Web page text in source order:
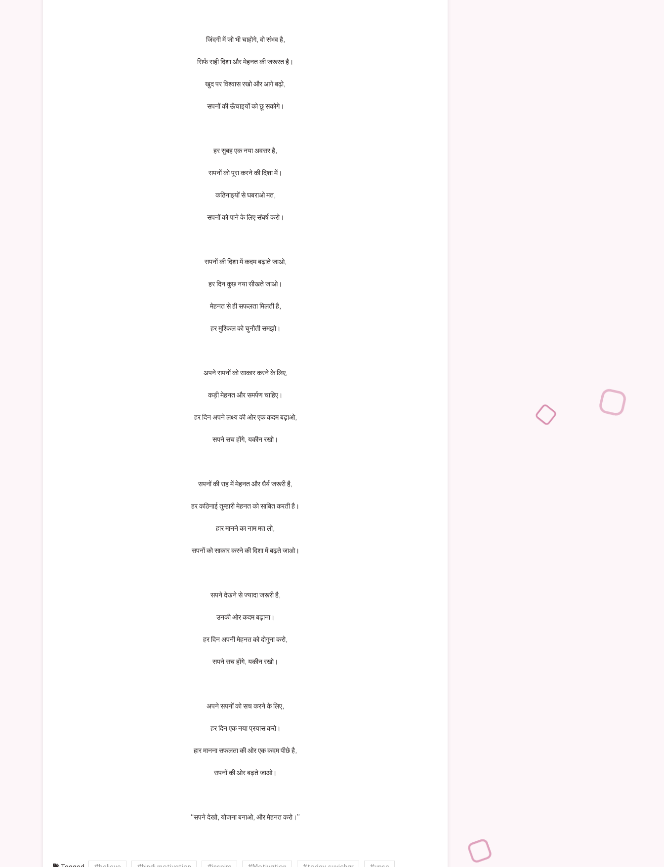
जिंदगी में जो भी चाहोगे, वो संभव है,
सिर्फ सही दिशा और मेहनत की जरूरत है।
खुद पर विश्वास रखो और आगे बढ़ो,
सपनों की ऊँचाइयों को छू सकोगे।
हर सुबह एक नया अवसर है,
सपनों को पूरा करने की दिशा में।
कठिनाइयों से घबराओ मत,
सपनों को पाने के लिए संघर्ष करो।
सपनों की दिशा में कदम बढ़ाते जाओ,
हर दिन कुछ नया सीखते जाओ।
मेहनत से ही सफलता मिलती है,
हर मुश्किल को चुनौती समझो।
अपने सपनों को साकार करने के लिए,
कड़ी मेहनत और समर्पण चाहिए।
हर दिन अपने लक्ष्य की ओर एक कदम बढ़ाओ,
सपने सच होंगे, यकीन रखो।
सपनों की राह में मेहनत और धैर्य जरूरी है,
हर कठिनाई तुम्हारी मेहनत को साबित करती है।
हार मानने का नाम मत लो,
सपनों को साकार करने की दिशा में बढ़ते जाओ।
सपने देखने से ज्यादा जरूरी है,
उनकी ओर कदम बढ़ाना।
हर दिन अपनी मेहनत को दोगुना करो,
सपने सच होंगे, यकीन रखो।
अपने सपनों को सच करने के लिए,
हर दिन एक नया प्रयास करो।
हार मानना सफलता की ओर एक कदम पीछे है,
सपनों की ओर बढ़ते जाओ।
“सपने देखो, योजना बनाओ, और मेहनत करो।”